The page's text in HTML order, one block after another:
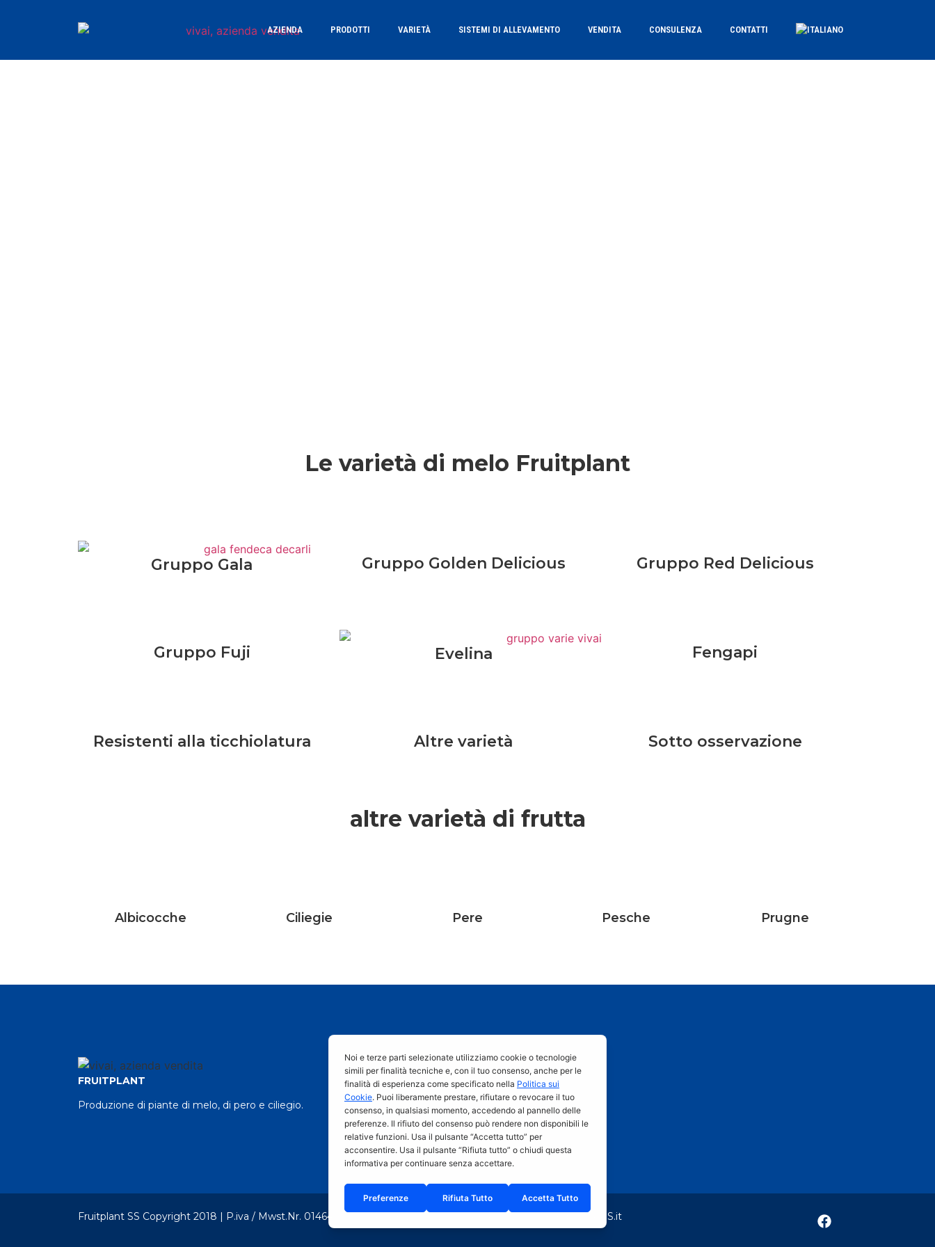
AZIENDA PRODOTTI VARIETÀ SISTEMI DI ALLEVAMENTO VENDITA CONSULENZA CONTATTI
Le varietà di melo Fruitplant
Gruppo Gala Gruppo Golden Delicious Gruppo Red Delicious
Gruppo Fuji Evelina Fengapi
Resistenti alla ticchiolatura Altre varietà Sotto osservazione
altre varietà di frutta
Albicocche Ciliegie Pere Pesche Prugne
FRUITPLANT
Produzione di piante di melo, di pero e ciliegio.
INDIRIZZO E CONTATTI
Via degli Artigiani sud, 1 – 39044 Egna (BZ)
Tel. +39 0471 813336 – Fax +39 0471 821507
info@fruitplant.it
Fruitplant SS Copyright 2018 | P.iva / Mwst.Nr. 01464690211 |Privacy Policy|Cookie Policy|powered by LARS.it